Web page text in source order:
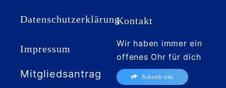
Datenschutzerklärung
Impressum
Mitgliedsantrag
Kontakt
Wir haben immer ein
offenes Ohr für dich
Schreib uns